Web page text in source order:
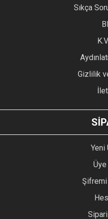
Ürün açıklamasında
Ürün bilgilerinde hatalar
Ürün fiyatı diğer sitelerden
Sıkça
Gizlilik
Yeni
Şifremi